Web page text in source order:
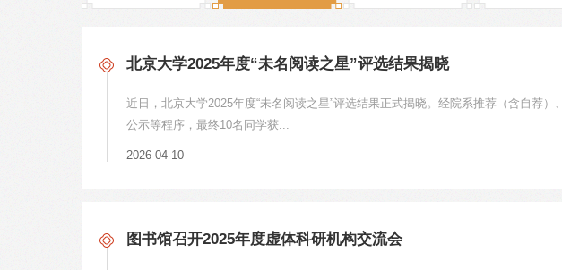
北京大学2025年度“未名阅读之星”评选结果揭晓
近日，北京大学2025年度“未名阅读之星”评选结果正式揭晓。经院系推荐（含自荐
公示等程序，最终10名同学获...
2026-04-10
图书馆召开2025年度虚体科研机构交流会